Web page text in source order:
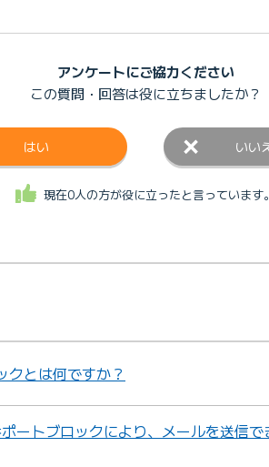
アンケートにご協力ください
この質問・回答は役に立ちましたか？
はい いい
現在0人の方が役に立ったと言っています。
とは何ですか？
ートブロックにより、メールを送信で